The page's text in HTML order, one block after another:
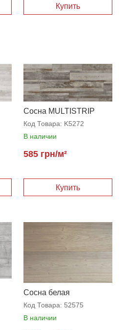
Купить
Сосна MULTISTRIP
BARN
Код Товара: K5272
В наличии
585 грн/м²
Купить
Сосна белая
Код Товара: 52575
В наличии